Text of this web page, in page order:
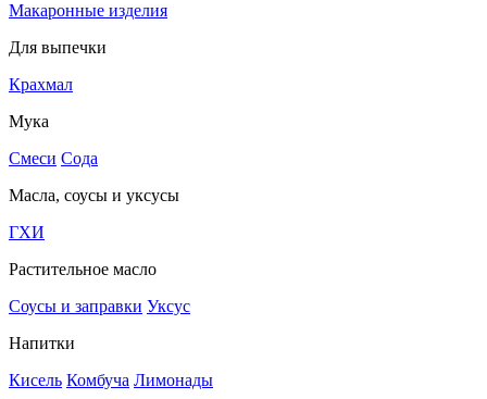
Макаронные изделия
Для выпечки
Крахмал
Мука
Смеси Сода
Масла, соусы и уксусы
ГХИ
Растительное масло
Соусы и заправки Уксус
Напитки
Кисель Комбуча Лимонады